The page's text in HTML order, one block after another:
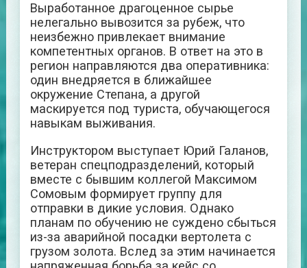
Выработанное драгоценное сырье
нелегально вывозится за рубеж, что
неизбежно привлекает внимание
компетентных органов. В ответ на это в
регион направляются два оперативника:
один внедряется в ближайшее
окружение Степана, а другой
маскируется под туриста, обучающегося
навыкам выживания.
Инструктором выступает Юрий Галанов,
ветеран спецподразделений, который
вместе с бывшим коллегой Максимом
Сомовым формирует группу для
отправки в дикие условия. Однако
планам по обучению не суждено сбыться
из-за аварийной посадки вертолета с
грузом золота. Вслед за этим начинается